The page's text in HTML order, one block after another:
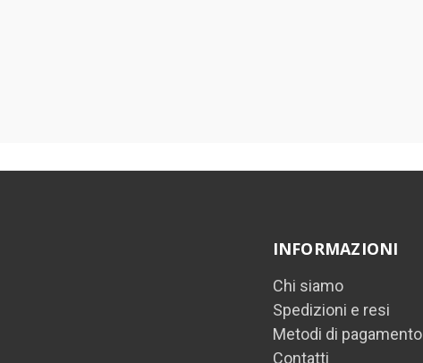
INFORMAZIONI
Chi siamo
Spedizioni e resi
Metodi di pagamento
Contatti